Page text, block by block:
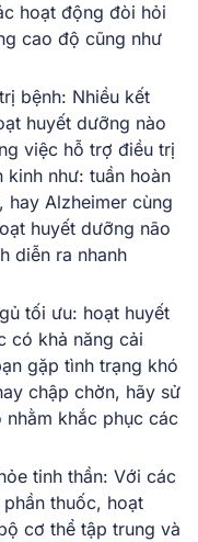
hoạt động đòi hỏi
cao độ cũng như
bệnh: Nhiều kết
huyết dưỡng nào
việc hỗ trợ điều trị
như: tuần hoàn
hay Alzheimer cùng
huyết dưỡng não
diễn ra nhanh
tối ưu: hoạt huyết
có khả năng cải
gặp tình trạng khó
chập chờn, hãy sử
khắc phục các
tinh thần: Với các
thuốc, hoạt
cơ thể tập trung và